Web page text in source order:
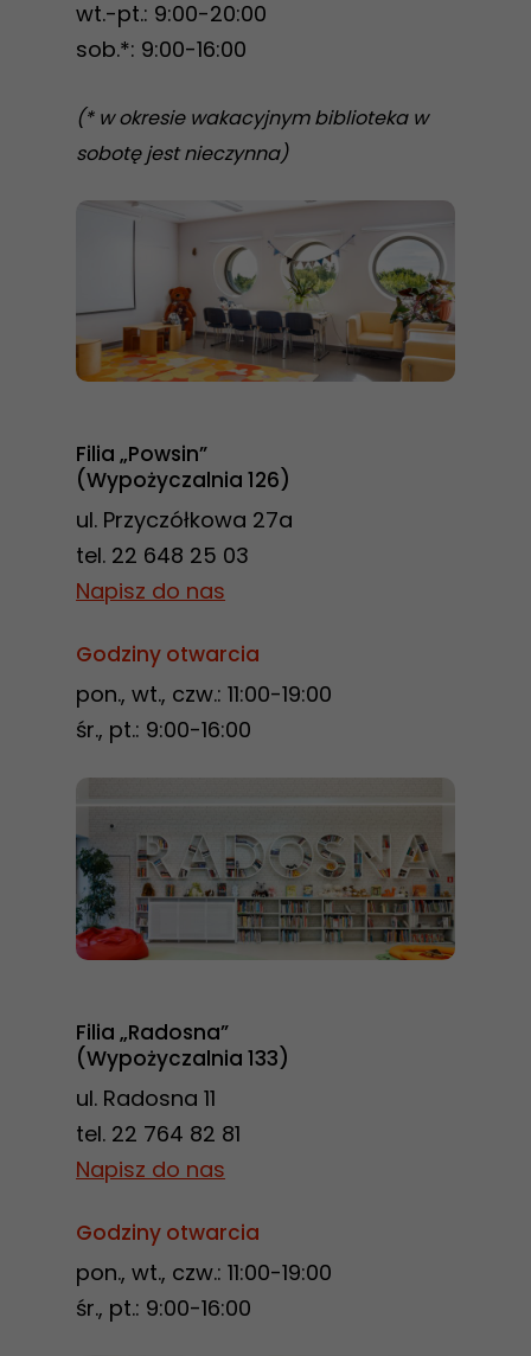
wt.-pt.: 9:00-20:00
sob.*: 9:00-16:00
(* w okresie wakacyjnym biblioteka w
sobotę jest nieczynna)
Filia „Powsin”
(Wypożyczalnia 126)
ul. Przyczółkowa 27a
tel. 22 648 25 03
Napisz do nas
Godziny otwarcia
pon., wt., czw.: 11:00-19:00
śr., pt.: 9:00-16:00
Filia „Radosna”
(Wypożyczalnia 133)
ul. Radosna 11
tel. 22 764 82 81
Napisz do nas
Godziny otwarcia
pon., wt., czw.: 11:00-19:00
śr., pt.: 9:00-16:00